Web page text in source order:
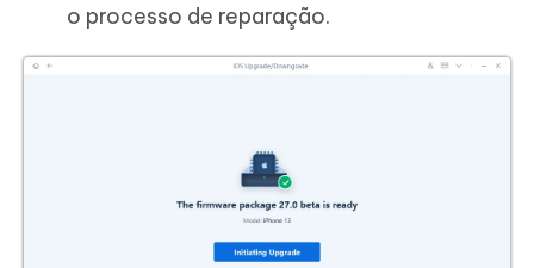
o processo de reparação.